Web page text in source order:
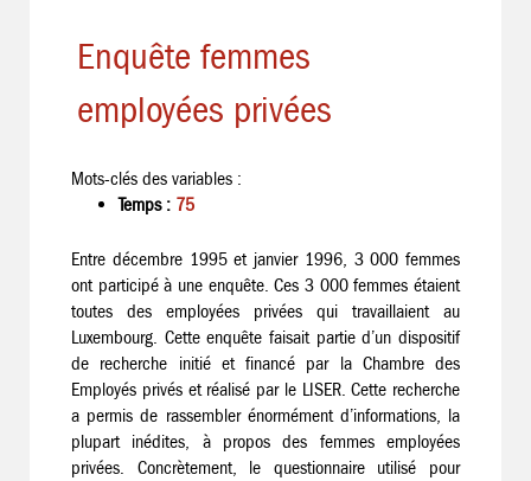
Enquête femmes
employées privées
Mots-clés des variables :
Temps : 75
Entre décembre 1995 et janvier 1996, 3 000 femmes
ont participé à une enquête. Ces 3 000 femmes étaient
toutes des employées privées qui travaillaient au
Luxembourg. Cette enquête faisait partie d’un dispositif
de recherche initié et financé par la Chambre des
Employés privés et réalisé par le LISER. Cette recherche
a permis de rassembler énormément d’informations, la
plupart inédites, à propos des femmes employées
privées. Concrètement, le questionnaire utilisé pour